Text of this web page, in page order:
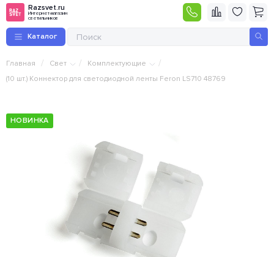
Razsvet.ru
Интернет-магазин
светильников
Каталог
Главная / Свет / Комплектующие /
(10 шт.) Коннектор для светодиодной ленты Feron LS710 48769
НОВИНКА